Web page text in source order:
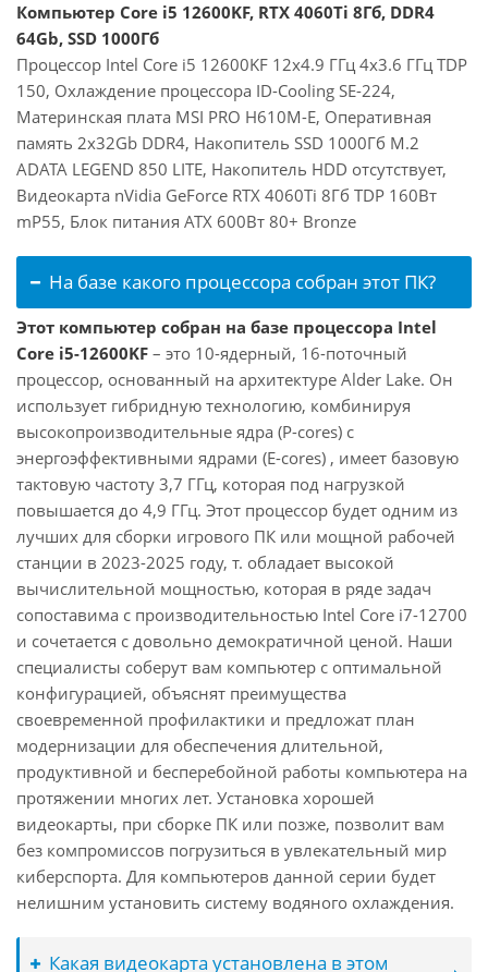
Компьютер Core i5 12600KF, RTX 4060Ti 8Гб, DDR4
64Gb, SSD 1000Гб
Процессор Intel Core i5 12600KF 12x4.9 ГГц 4x3.6 ГГц TDP
150, Охлаждение процессора ID-Cooling SE-224,
Материнская плата MSI PRO H610M-E, Оперативная
память 2x32Gb DDR4, Накопитель SSD 1000Гб M.2
ADATA LEGEND 850 LITE, Накопитель HDD отсутствует,
Видеокарта nVidia GeForce RTX 4060Ti 8Гб TDP 160Вт
mP55, Блок питания ATX 600Вт 80+ Bronze
На базе какого процессора собран этот ПК?
Этот компьютер собран на базе процессора Intel
Core i5-12600KF – это 10-ядерный, 16-поточный
процессор, основанный на архитектуре Alder Lake. Он
использует гибридную технологию, комбинируя
высокопроизводительные ядра (P-cores) с
энергоэффективными ядрами (E-cores) , имеет базовую
тактовую частоту 3,7 ГГц, которая под нагрузкой
повышается до 4,9 ГГц. Этот процессор будет одним из
лучших для сборки игрового ПК или мощной рабочей
станции в 2023-2025 году, т. обладает высокой
вычислительной мощностью, которая в ряде задач
сопоставима с производительностью Intel Core i7-12700
и сочетается с довольно демократичной ценой. Наши
специалисты соберут вам компьютер с оптимальной
конфигурацией, объяснят преимущества
своевременной профилактики и предложат план
модернизации для обеспечения длительной,
продуктивной и бесперебойной работы компьютера на
протяжении многих лет. Установка хорошей
видеокарты, при сборке ПК или позже, позволит вам
без компромиссов погрузиться в увлекательный мир
киберспорта. Для компьютеров данной серии будет
нелишним установить систему водяного охлаждения.
Какая видеокарта установлена в этом